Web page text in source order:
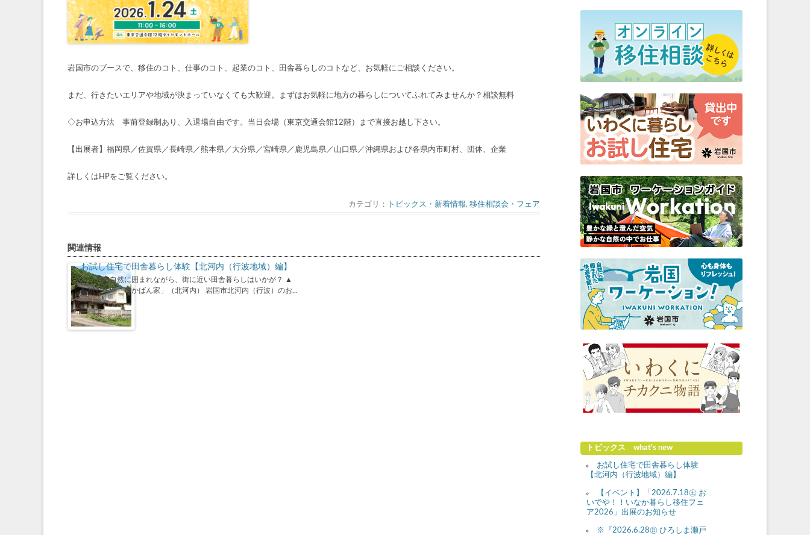
岩国市のブースで、移住のコト、仕事のコト、起業のコト、田舎暮らしのコトなど、お気軽にご相談ください。
まだ、行きたいエリアや地域が決まっていなくても大歓迎。まずはお気軽に地方の暮らしについてふれてみませんか？相談無料
◇お申込方法 事前登録制あり、入退場自由です。当日会場（東京交通会館12階）まで直接お越し下さい。
【出展者】福岡県／佐賀県／長崎県／熊本県／大分県／宮崎県／鹿児島県／山口県／沖縄県および各県内市町村、団体、企業
詳しくはHPをご覧ください。
カテゴリ： トピックス・新着情報, 移住相談会・フェア
関連情報
お試し住宅で田舎暮らし体験【北河内（行波地域）編】
山・川の自然に囲まれながら、街に近い田舎暮らしはいかが？ ▲
お試し住宅「ゆかばん家」（北河内） 岩国市北河内（行波）のお...
トピックス what's new
お試し住宅で田舎暮らし体験
【北河内（行波地域）編】
【イベント】「2026.7.18㊏ お
いでや！！いなか暮らし移住フェ
ア2026」出展のお知らせ
※『2026.6.28㊐ ひろしま瀬戸